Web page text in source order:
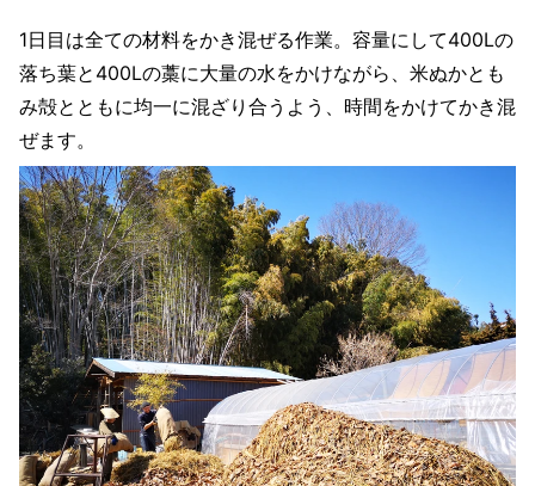
1日目は全ての材料をかき混ぜる作業。容量にして400Lの
落ち葉と400Lの藁に大量の水をかけながら、米ぬかとも
み殻とともに均一に混ざり合うよう、時間をかけてかき混
ぜます。